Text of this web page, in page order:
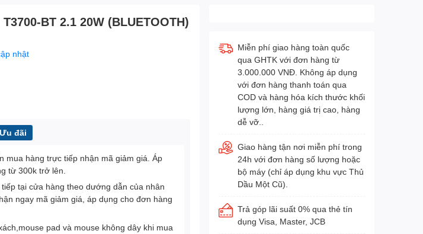
BT 2.1 20W (BLUETOOTH)
nhật
đãi
mua hàng trực tiếp nhận mã giảm giá. Áp
từ 300k trở lên.
tại cửa hàng theo dướng dẫn của nhân
ngay mã giảm giá, áp dụng cho đơn hàng
pad và mouse không dây khi mua
Miễn phí giao hàng toàn quốc
qua GHTK với đơn hàng từ
3.000.000 VNĐ. Không áp dụng
với đơn hàng thanh toán qua
COD và hàng hóa kích thước khối
lượng lớn, hàng giá trị cao, hàng
dễ vỡ..
Giao hàng tận nơi miễn phí trong
24h với đơn hàng số lượng hoặc
bộ máy (chỉ áp dụng khu vực Thủ
Dầu Một Cũ).
Trả góp lãi suất 0% qua thẻ tín
dụng Visa, Master, JCB